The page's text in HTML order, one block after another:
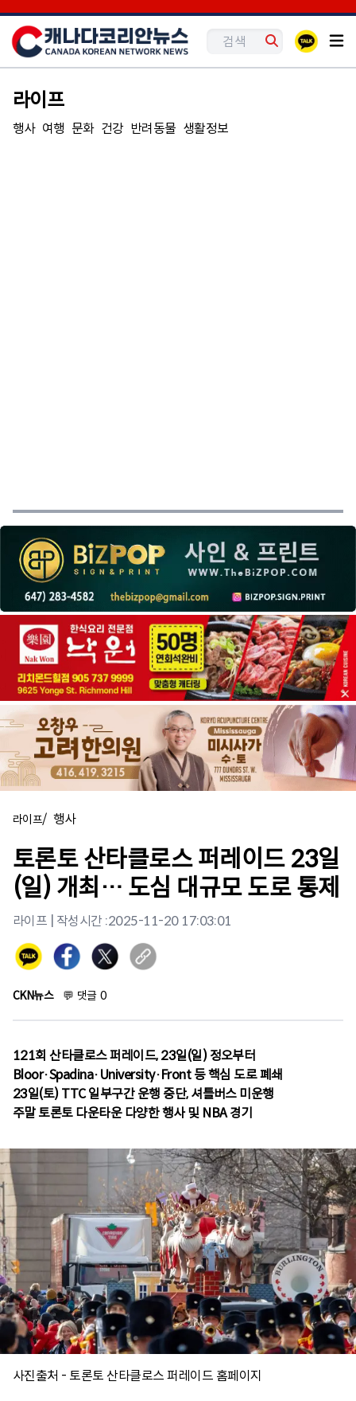
라이프
행사 여행 문화 건강 반려동물 생활정보
라이프/ 행사
토론토 산타클로스 퍼레이드 23일
(일) 개최… 도심 대규모 도로 통제
라이프 | 작성시간 :2025-11-20 17:03:01
CKN뉴스 💬 댓글 0
121회 산타클로스 퍼레이드, 23일(일) 정오부터
Bloor·Spadina·University·Front 등 핵심 도로 폐쇄
23일(토) TTC 일부구간 운행 중단, 셔틀버스 미운행
주말 토론토 다운타운 다양한 행사 및 NBA 경기
사진출처 - 토론토 산타클로스 퍼레이드 홈페이지